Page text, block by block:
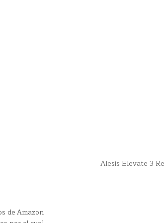
Alesis Elevate 3
de Amazon